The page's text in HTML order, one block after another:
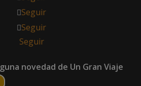
Seguir
Seguir
Seguir
novedad de Un Gran Viaje